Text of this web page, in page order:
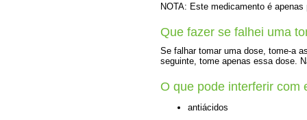
NOTA: Este medicamento é
Que fazer se falhei uma
Se falhar tomar uma dose, tome-a
seguinte, tome apenas essa dose.
O que pode interferir com
antiácidos